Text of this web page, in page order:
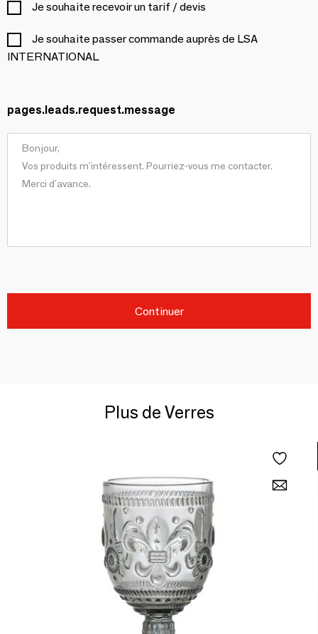
Je souhaite recevoir un tarif / devis
Je souhaite passer commande auprès de LSA
INTERNATIONAL
pages.leads.request.message
Continuer
Plus de Verres